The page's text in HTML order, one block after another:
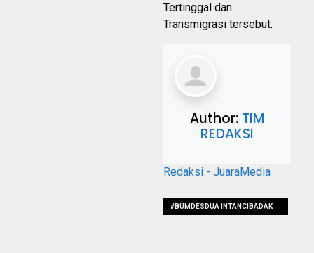
Tertinggal dan
Transmigrasi tersebut.
Author: TIM
REDAKSI
Redaksi - JuaraMedia
#BUMDESDUA INTANCIBADAK